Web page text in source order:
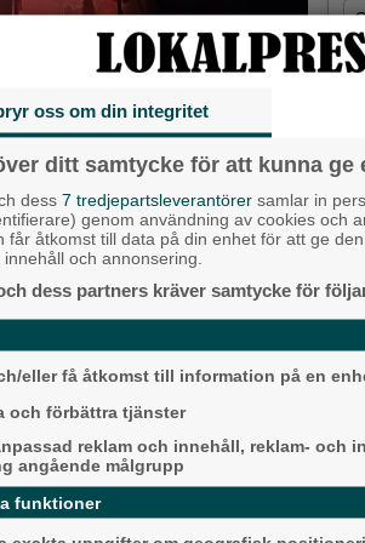
i Göteborg. Lokalpressens reporter
och låten min vän pratar om
är 21,29 lång och tar upp en
konsert. Men vi ska
När jag missade Hällas
sedan såg att de skulle komma
året som förband – var det inget
oss om din integritet
ditt samtycke för att kunna ge
dess 7 tredjepartsleverantörer samlar in
genom användning av cookies och
får åtkomst till data på din enhet för att ge
och annonsering.
dess partners kräver samtycke för
eller få åtkomst till information på en
och förbättra tjänster
reklam och innehåll, reklam- och
angående målgrupp
funktioner